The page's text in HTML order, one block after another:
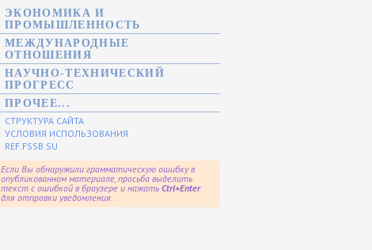
ЭКОНОМИКА И
ПРОМЫШЛЕННОСТЬ
МЕЖДУНАРОДНЫЕ
ОТНОШЕНИЯ
НАУЧНО-ТЕХНИЧЕСКИЙ
ПРОГРЕСС
ПРОЧЕЕ...
СТРУКТУРА САЙТА
УСЛОВИЯ ИСПОЛЬЗОВАНИЯ
REF.FSSB.SU
Если Вы обнаружили грамматическую ошибку в
опубликованном материале, просьба выделить
текст с ошибкой в браузере и нажать Ctrl+Enter
для отправки уведомления.